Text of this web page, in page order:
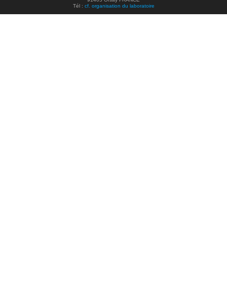
Tél : cf. organisation du laboratoire